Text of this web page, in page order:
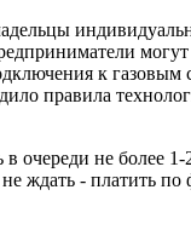
к газовым
правила
очереди не более 1-
ждать - платить